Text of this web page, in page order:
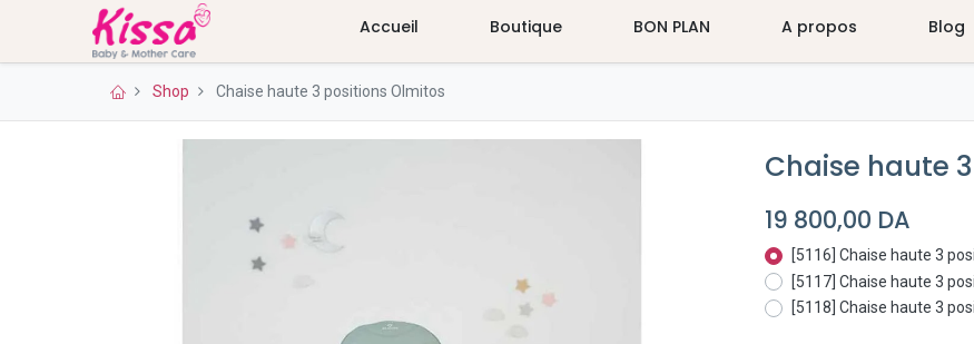
Accueil Boutique BON PLAN A propos Blog
Shop Chaise haute 3 positions Olmitos
Chaise haute
19 800,00 DA
[5116] Chaise haute 3
[5117] Chaise haute 3
[5118] Chaise haute 3